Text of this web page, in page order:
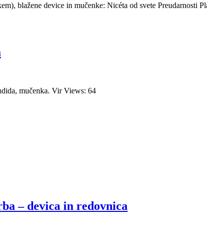
blažene device in mučenke: Nicéta od svete Preudarnosti
mučenka. Vir Views: 64
– devica in redovnica